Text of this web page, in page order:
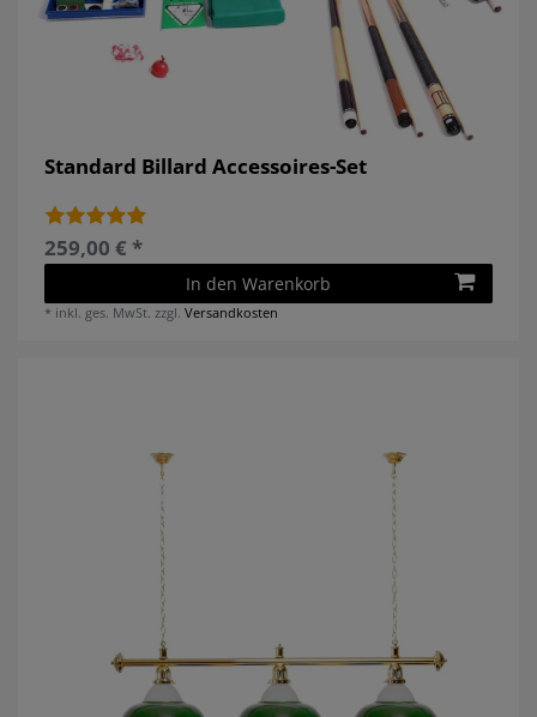
Standard Billard Accessoires-Set
259,00 € *
In den Warenkorb
* inkl. ges. MwSt. zzgl.Versandkosten